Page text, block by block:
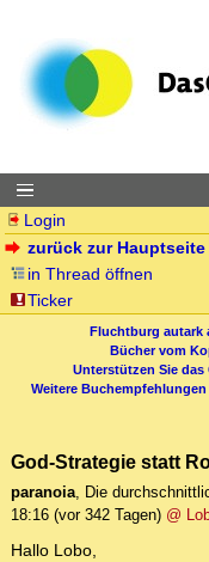
Login
zurück zur Hauptseite
in Thread öffnen
Ticker
Fluchtburg autark
Bücher vom
Unterstützen Sie das
Weitere Buchempfehlungen
God-Strategie statt
paranoia, Die
18:16 (vor 342 Tagen) @
Hallo Lobo,